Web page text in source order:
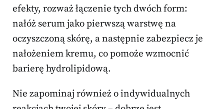
efekty, rozważ łączenie tych dwóch form:
nałóż serum jako pierwszą warstwę na
oczyszczoną skórę, a następnie zabezpiecz je
nałożeniem kremu, co pomoże wzmocnić
barierę hydrolipidową.
Nie zapominaj również o indywidualnych